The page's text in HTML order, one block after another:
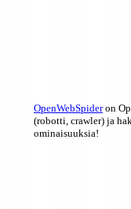
OpenWebSpideron
(robotti, crawler) ja
ominaisuuksia!